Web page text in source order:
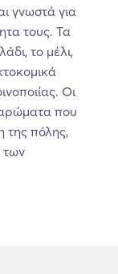
γνωστά για
τους. Τα
το μέλι,
Οι
αρώματα που
της πόλης,
των